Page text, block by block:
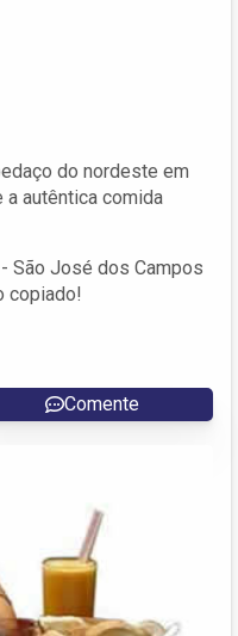
do nordeste em
autêntica comida
São José dos Campos
copiado!
Comente